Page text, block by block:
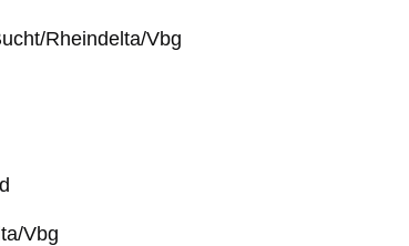
Rheindelta/Vbg
Vbg